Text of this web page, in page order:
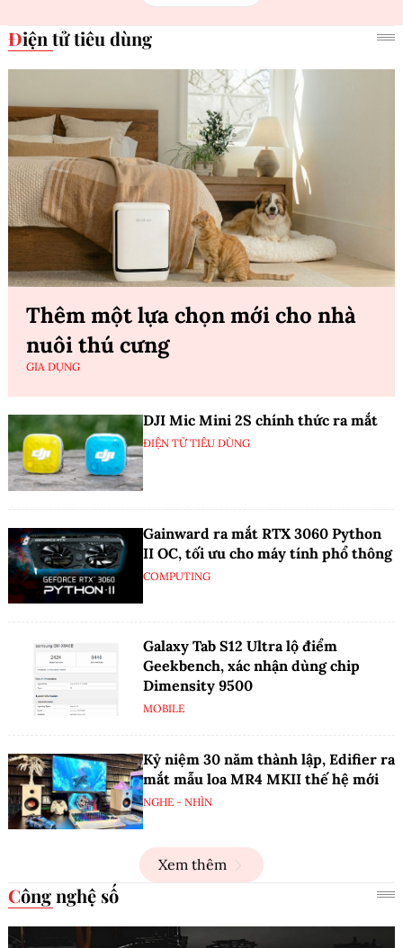
Điện tử tiêu dùng
Thêm một lựa chọn mới cho nhà
nuôi thú cưng
GIA DỤNG
DJI Mic Mini 2S chính thức ra mắt
ĐIỆN TỬ TIÊU DÙNG
Gainward ra mắt RTX 3060 Python
II OC, tối ưu cho máy tính phổ thông
COMPUTING
Galaxy Tab S12 Ultra lộ điểm
Geekbench, xác nhận dùng chip
Dimensity 9500
MOBILE
Kỷ niệm 30 năm thành lập, Edifier ra
mắt mẫu loa MR4 MKII thế hệ mới
NGHE - NHÌN
Xem thêm
Công nghệ số